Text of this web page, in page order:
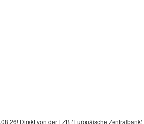
Direkt von der EZB (Europäische Zentralbank)